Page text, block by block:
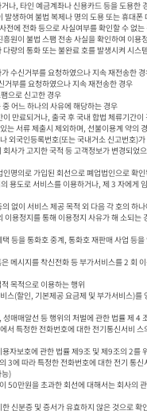
전에 전화 등으로 사실여부를 확인할 수 없
는 서류 제출시 제외하며, 선불이용계 약의
이용정지를 통해 이용정지 사유가 해 소되는
서 특정한 전화번호에 대한 전기통신서비 스
3에 따라 특정한 전화번호에 대한 전기 통신
)